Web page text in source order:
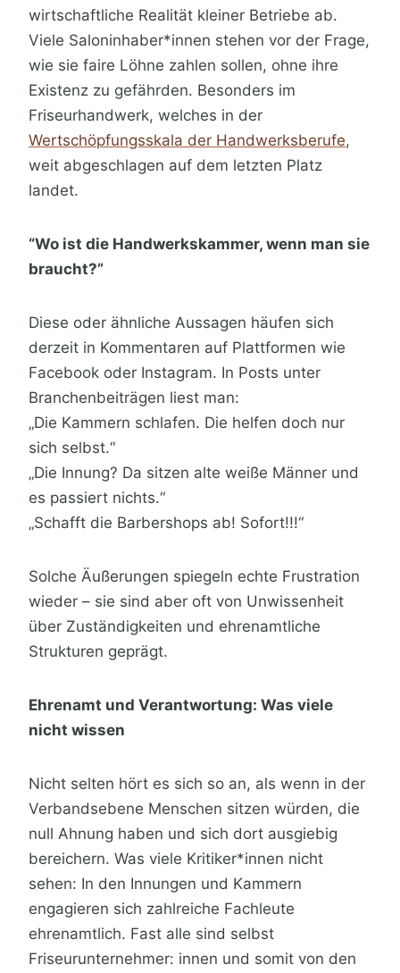
wirtschaftliche Realität kleiner Betriebe ab.
Viele Saloninhaber*innen stehen vor der Frage,
wie sie faire Löhne zahlen sollen, ohne ihre
Existenz zu gefährden. Besonders im
Friseurhandwerk, welches in der
Wertschöpfungsskala der Handwerksberufe,
weit abgeschlagen auf dem letzten Platz
landet.
“Wo ist die Handwerkskammer, wenn man sie
braucht?”
Diese oder ähnliche Aussagen häufen sich
derzeit in Kommentaren auf Plattformen wie
Facebook oder Instagram. In Posts unter
Branchenbeiträgen liest man:
„Die Kammern schlafen. Die helfen doch nur
sich selbst.“
„Die Innung? Da sitzen alte weiße Männer und
es passiert nichts.“
„Schafft die Barbershops ab! Sofort!!!“
Solche Äußerungen spiegeln echte Frustration
wieder – sie sind aber oft von Unwissenheit
über Zuständigkeiten und ehrenamtliche
Strukturen geprägt.
Ehrenamt und Verantwortung: Was viele
nicht wissen
Nicht selten hört es sich so an, als wenn in der
Verbandsebene Menschen sitzen würden, die
null Ahnung haben und sich dort ausgiebig
bereichern. Was viele Kritiker*innen nicht
sehen: In den Innungen und Kammern
engagieren sich zahlreiche Fachleute
ehrenamtlich. Fast alle sind selbst
Friseurunternehmer: innen und somit von den